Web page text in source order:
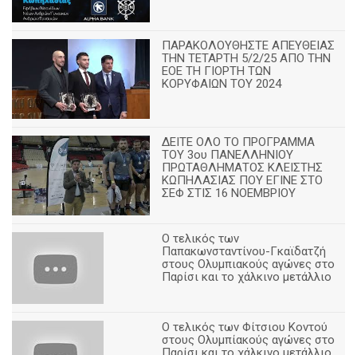
ΠΑΡΑΚΟΛΟΥΘΗΣΤΕ ΑΠΕΥΘΕΙΑΣ
ΤΗΝ ΤΕΤΑΡΤΗ 5/2/25 ΑΠΟ ΤΗΝ
ΕΟΕ ΤΗ ΓΙΟΡΤΗ ΤΩΝ
ΚΟΡΥΦΑΙΩΝ ΤΟΥ 2024
ΔΕΙΤΕ ΟΛΟ ΤΟ ΠΡΟΓΡΑΜΜΑ
ΤΟΥ 3ου ΠΑΝΕΛΛΗΝΙΟΥ
ΠΡΩΤΑΘΛΗΜΑΤΟΣ ΚΛΕΙΣΤΗΣ
ΚΩΠΗΛΑΣΙΑΣ ΠΟΥ ΕΓΙΝΕ ΣΤΟ
ΣΕΦ ΣΤΙΣ 16 ΝΟΕΜΒΡΙΟΥ
Ο τελικός των
Παπακωνσταντίνου-Γκαϊδατζή
στους Ολυμπιακούς αγώνες στο
Παρίσι και το χάλκινο μετάλλιο
Ο τελικός των Φίτσιου Κοντού
στους Ολυμπίακούς αγώνες στο